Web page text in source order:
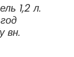
1,2 л.
вн.